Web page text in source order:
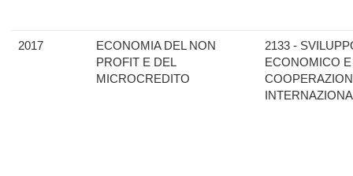
2017
ECONOMIA DEL NON
PROFIT E DEL
MICROCREDITO
2133 -
ECONOMICO E